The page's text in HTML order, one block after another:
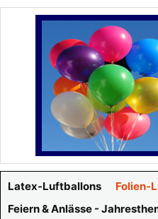
Latex-Luftballons Folien-
Feiern & Anlässe -